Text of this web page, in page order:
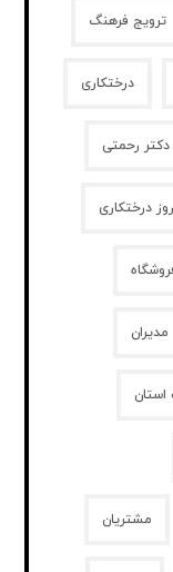
ترویج فرهنگ
درختکاری
دکتر رحمتی
روز درختکاری
مدیران
مشتریان